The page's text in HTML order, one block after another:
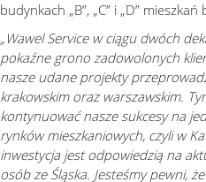
budynkach „B”, „C” i „D”
„Wawel Service w ciągu dwóch
pokaźne grono zadowolonych
nasze udane projekty
krakowskim oraz warszawskim.
kontynuować nasze sukcesy na
rynków mieszkaniowych, czyli w
inwestycja jest odpowiedzią na
osób ze Śląska. Jesteśmy pewni,